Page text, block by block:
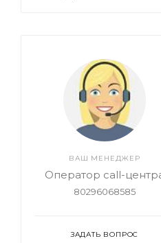
Автор
Уотт Ф.
ВАШ МЕНЕДЖЕР
Оператор call-
80296068585
ЗАДАТЬ ВОПРОС